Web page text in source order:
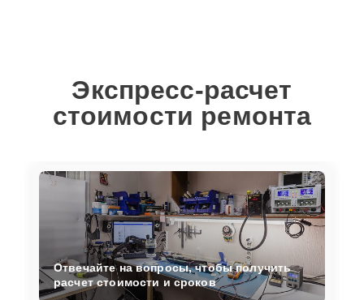
Экспресс-расчет
стоимости ремонта
Отвечайте на вопросы, чтобы получить
расчет стоимости и сроков